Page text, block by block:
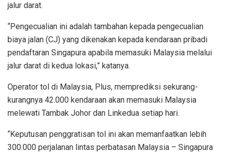
jalur darat.
“Pengecualian ini adalah tambahan kepada pengecualian
biaya jalan (CJ) yang dikenakan kepada kendaraan pribadi
pendaftaran Singapura apabila memasuki Malaysia melalui
jalur darat di kedua lokasi,” katanya.
Operator tol di Malaysia, Plus, memprediksi sekurang-
kurangnya 42.000 kendaraan akan memasuki Malaysia
melewati Tambak Johor dan Linkedua setiap hari.
“Keputusan penggratisan tol ini akan memanfaatkan lebih
300.000 perjalanan lintas perbatasan Malaysia – Singapura